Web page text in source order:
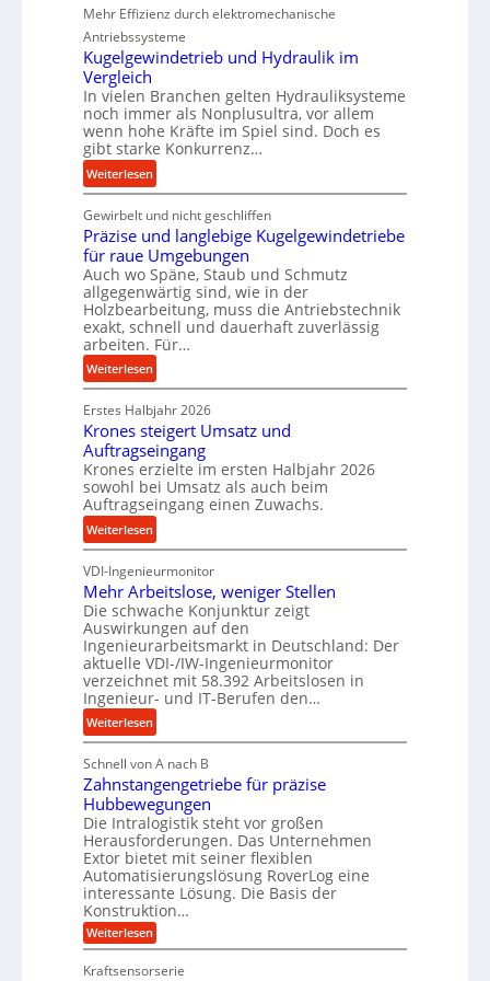
P
r
f
o
r
m
a
n
c
e
b
e
i
m
D
r
ü
c
r
o
z
e
s
s
Mehr Effizienz durch elektromechanische
Antriebssysteme
Kugelgewindetrieb und Hydraulik im
Vergleich
In vielen Branchen gelten Hydrauliksysteme
noch immer als Nonplusultra, vor allem
wenn hohe Kräfte im Spiel sind. Doch es
gibt starke Konkurrenz…
Weiterlesen:
K
u
g
e
l
g
e
w
i
n
e
r
i
e
b
u
n
d
H
y
d
r
a
u
l
i
m
V
e
r
g
l
e
Gewirbelt und nicht geschliffen
Präzise und langlebige Kugelgewindetriebe
für raue Umgebungen
Auch wo Späne, Staub und Schmutz
allgegenwärtig sind, wie in der
Holzbearbeitung, muss die Antriebstechnik
exakt, schnell und dauerhaft zuverlässig
arbeiten. Für…
Weiterlesen:
P
r
ä
z
i
s
e
u
n
d
l
a
n
g
l
e
b
i
g
e
K
u
g
e
l
g
e
w
i
Erstes Halbjahr 2026
Krones steigert Umsatz und
Auftragseingang
Krones erzielte im ersten Halbjahr 2026
sowohl bei Umsatz als auch beim
Auftragseingang einen Zuwachs.
Weiterlesen:
K
r
o
n
e
s
s
t
e
i
g
r
t
U
m
s
a
t
z
VDI-Ingenieurmonitor
Mehr Arbeitslose, weniger Stellen
Die schwache Konjunktur zeigt
Auswirkungen auf den
Ingenieurarbeitsmarkt in Deutschland: Der
aktuelle VDI-/IW-Ingenieurmonitor
verzeichnet mit 58.392 Arbeitslosen in
Ingenieur- und IT-Berufen den…
Weiterlesen:
M
e
h
r
A
r
b
e
i
t
s
l
Schnell von A nach B
Zahnstangengetriebe für präzise
Hubbewegungen
Die Intralogistik steht vor großen
Herausforderungen. Das Unternehmen
Extor bietet mit seiner flexiblen
Automatisierungslösung RoverLog eine
interessante Lösung. Die Basis der
Konstruktion…
Weiterlesen:
Z
h
Kraftsensorserie